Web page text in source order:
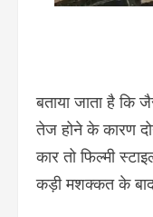
बताया जाता है कि
तेज होने के कारण
कार तो फिल्मी
कड़ी मशक्कत के बाद